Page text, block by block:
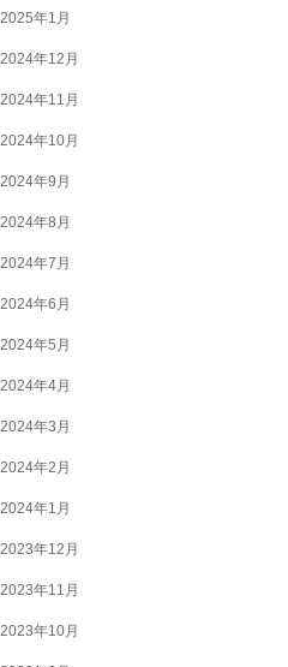
2025年1月
2024年12月
2024年11月
2024年10月
2024年9月
2024年8月
2024年7月
2024年6月
2024年5月
2024年4月
2024年3月
2024年2月
2024年1月
2023年12月
2023年11月
2023年10月